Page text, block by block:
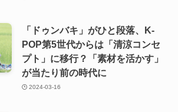
「ドゥンバキ」がひと段落、K-
POP第5世代からは「清涼コンセ
プト」に移行？「素材を活かす」
が当たり前の時代に
2024-03-16